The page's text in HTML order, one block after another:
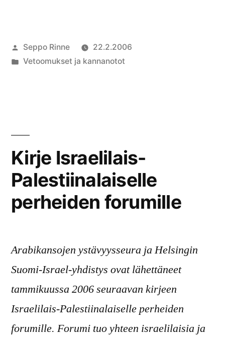
Artikkelin
julkaisija
Seppo Rinne
22.2.2006
Julkaistu
Vetoomukset ja kannanotot
Kirje Israelilais-
Palestiinalaiselle
perheiden forumille
Arabikansojen ystävyysseura ja Helsingin
Suomi-Israel-yhdistys ovat lähettäneet
tammikuussa 2006 seuraavan kirjeen
Israelilais-Palestiinalaiselle perheiden
forumille. Forumi tuo yhteen israelilaisia ja